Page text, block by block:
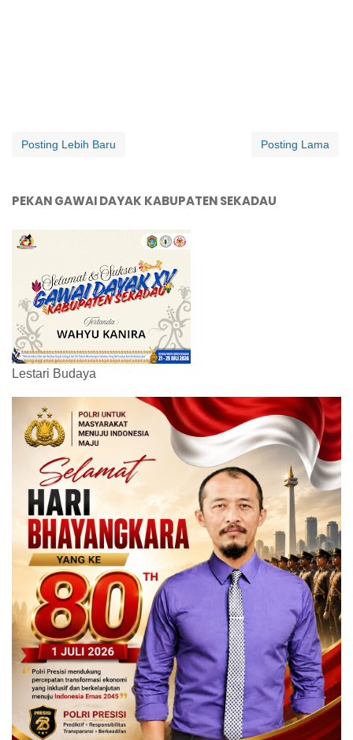
Posting Lebih Baru Posting Lama
PEKAN GAWAI DAYAK KABUPATEN SEKADAU
Lestari Budaya